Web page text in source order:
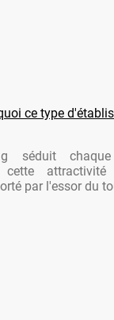
ce type
séduit
cette
par l'essor du